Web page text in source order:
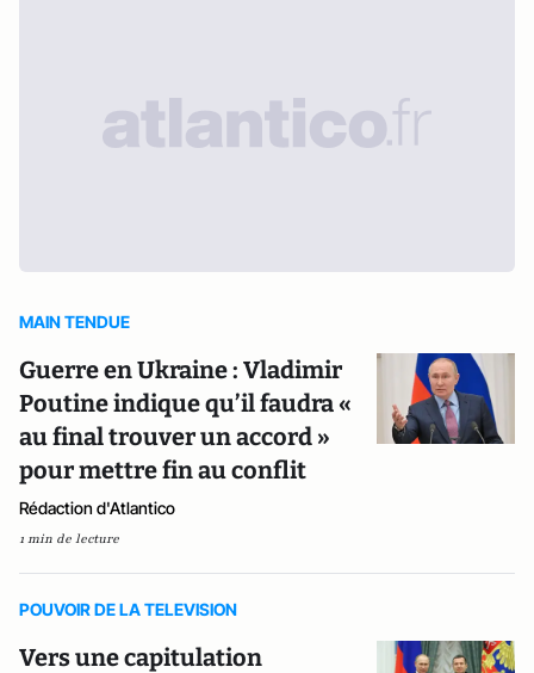
MAIN TENDUE
Guerre en Ukraine : Vladimir
Poutine indique qu’il faudra «
au final trouver un accord »
pour mettre fin au conflit
Rédaction d'Atlantico
1 min de lecture
POUVOIR DE LA TELEVISION
Vers une capitulation